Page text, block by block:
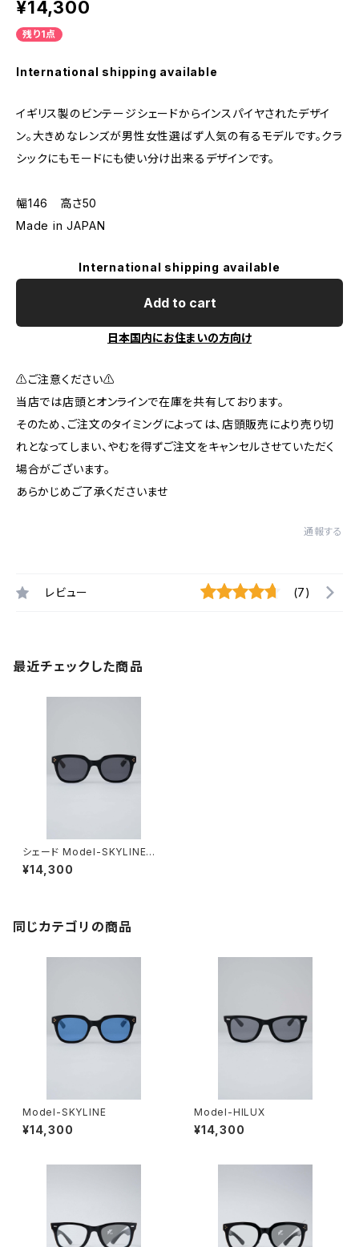
¥14,300
残り1点
International shipping available
イギリス製のビンテージシェードからインスパイヤされたデザイ
ン。大きめなレンズが男性女性選ばず人気の有るモデルです。クラ
シックにもモードにも使い分け出来るデザインです。
幅146 高さ50
Made in JAPAN
International shipping available
Add to cart
日本国内にお住まいの方向け
⚠️ご注意ください⚠️
当店では店頭とオンラインで在庫を共有しております。
そのため、ご注文のタイミングによっては、店頭販売により売り切
れとなってしまい、やむを得ずご注文をキャンセルさせていただく
場合がございます。
あらかじめご了承くださいませ
通報する
レビュー (7)
最近チェックした商品
シェード Model-SKYLINE B
LACK-DARK SMOKE
¥14,300
同じカテゴリの商品
Model-SKYLINE
¥14,300
Model-HILUX
¥14,300